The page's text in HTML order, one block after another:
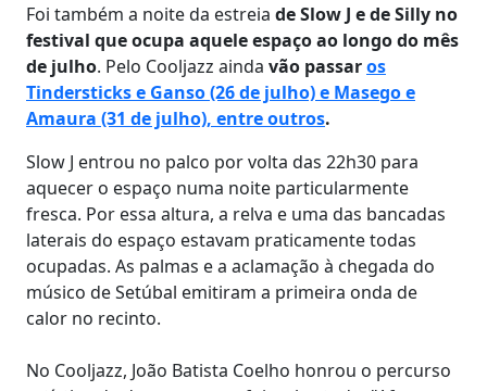
Foi também a noite da estreia de Slow J e de Silly no
festival que ocupa aquele espaço ao longo do mês
de julho. Pelo Cooljazz ainda vão passaros
Tindersticks e Ganso (26 de julho) e Masego e
Amaura (31 de julho), entre outros.
Slow J entrou no palco por volta das 22h30 para
aquecer o espaço numa noite particularmente
fresca. Por essa altura, a relva e uma das bancadas
laterais do espaço estavam praticamente todas
ocupadas. As palmas e a aclamação à chegada do
músico de Setúbal emitiram a primeira onda de
calor no recinto.
No Cooljazz, João Batista Coelho honrou o percurso